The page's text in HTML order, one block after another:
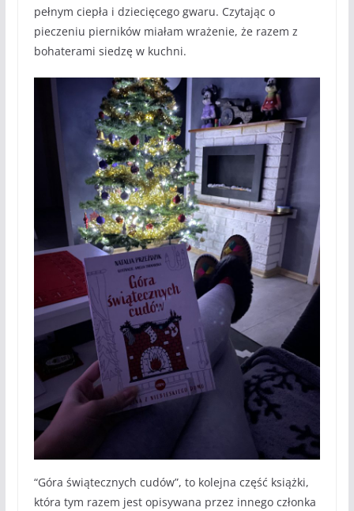
pełnym ciepła i dziecięcego gwaru. Czytając o
pieczeniu pierników miałam wrażenie, że razem z
bohaterami siedzę w kuchni.
“Góra świątecznych cudów”, to kolejna część książki,
która tym razem jest opisywana przez innego członka